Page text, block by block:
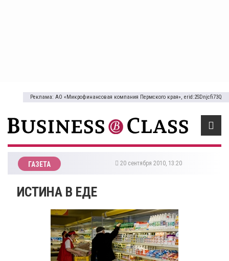
Реклама: АО «Микрофинансовая компания Пермского края», erid:2SDnjcfi73Q
ГАЗЕТА 20 сентября 2010, 13:20
ИСТИНА В ЕДЕ